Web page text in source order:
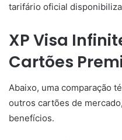
tarifário oficial
XP Visa
Cartões
Abaixo, uma comparação
outros cartões de
benefícios.